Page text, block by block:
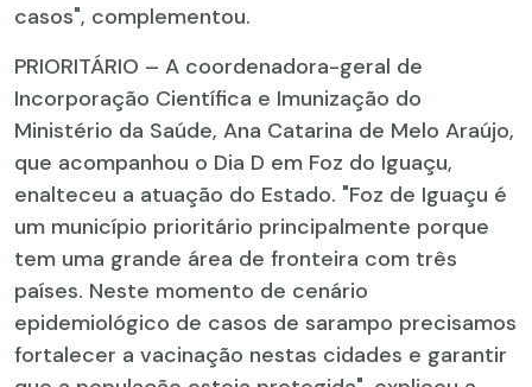
casos", complementou.
PRIORITÁRIO – A coordenadora-geral de
Incorporação Científica e Imunização do
Ministério da Saúde, Ana Catarina de Melo Araújo,
que acompanhou o Dia D em Foz do Iguaçu,
enalteceu a atuação do Estado. "Foz de Iguaçu é
um município prioritário principalmente porque
tem uma grande área de fronteira com três
países. Neste momento de cenário
epidemiológico de casos de sarampo precisamos
fortalecer a vacinação nestas cidades e garantir